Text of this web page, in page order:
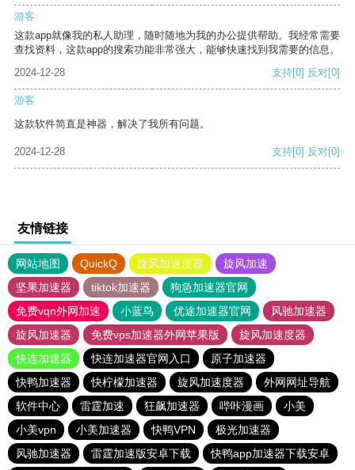
游客
这款app就像我的私人助理，随时随地为我的办公提供帮助。我经常需要
查找资料，这款app的搜索功能非常强大，能够快速找到我需要的信息。
2024-12-28
支持[0] 反对[0]
游客
这款软件简直是神器，解决了我所有问题。
2024-12-28 支持[0] 反对[0]
友情链接
网站地图 QuickQ 旋风加速度器
旋风加速
坚果加速器
tiktok加速器
狗急加速器官网
免费vqn外网加速
小蓝鸟 优途加速器官网
风驰加速器
旋风加速器
免费vps加速器外网苹果版
旋风加速度器
快连加速器
快连加速器官网入口
原子加速器
快鸭加速器
快柠檬加速器 旋风加速度器
外网网址导航
软件中心
雷霆加速 狂飙加速器 哔咔漫画
小美
小美vpn
小美加速器 快鸭VPN
极光加速器
风驰加速器
雷霆加速版安卓下载
快鸭app加速器下载安卓